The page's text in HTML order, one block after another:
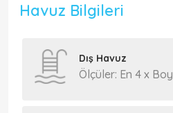
Havuz Bilgileri
Dış Havuz
Ölçüler: En 4 x